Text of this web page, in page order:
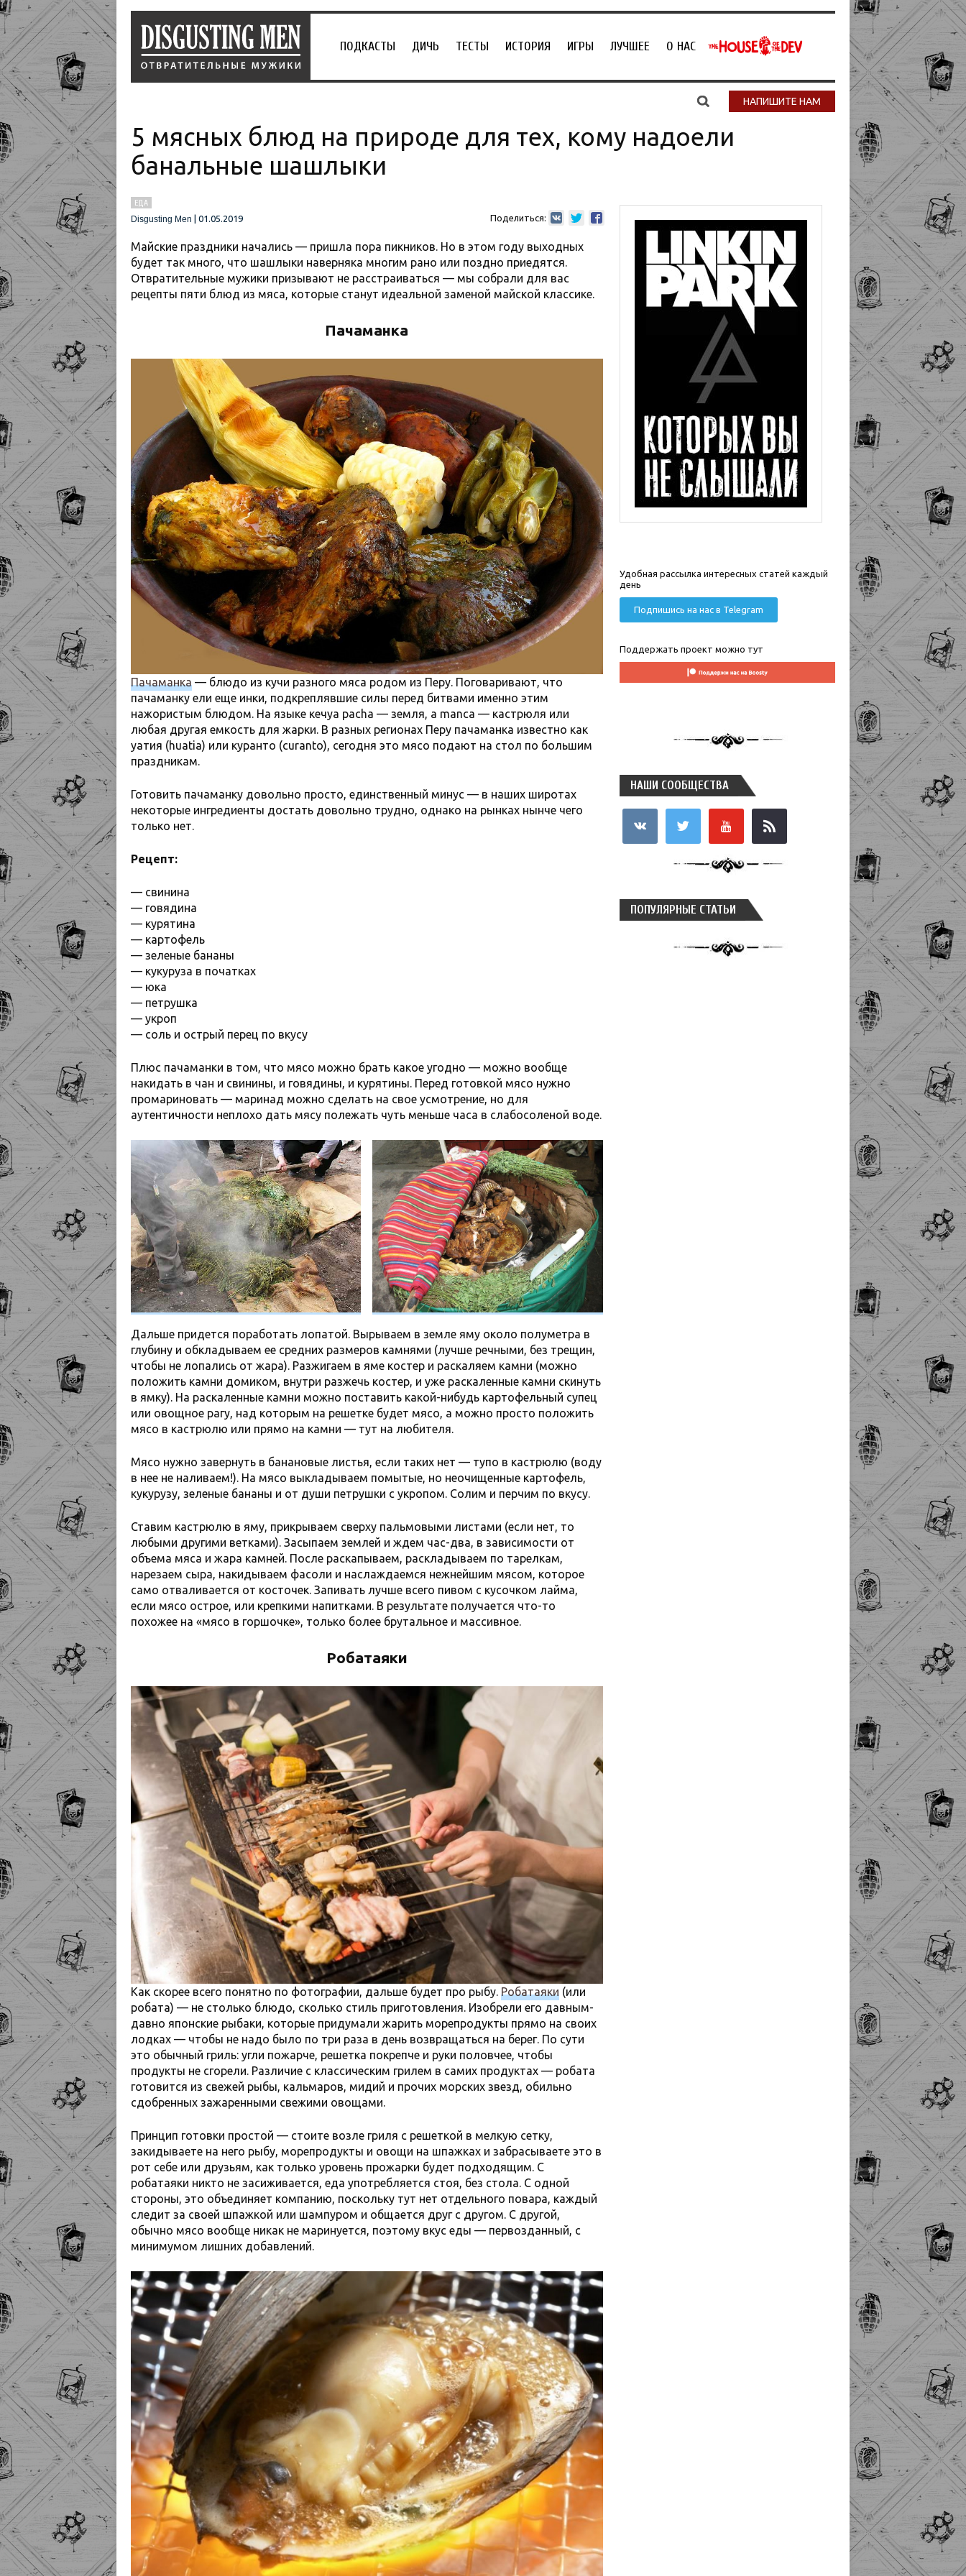
ПОДКАСТЫ ДИЧЬ ТЕСТЫ ИСТОРИЯ ИГРЫ ЛУЧШЕЕ О НАС
НАПИШИТЕ НАМ
5 мясных блюд на природе для тех, кому надоели
банальные шашлыки
ЕДА
Disgusting Men
01.05.2019 Поделиться:
Майские праздники начались — пришла пора пикников. Но в этом году выходных
будет так много, что шашлыки наверняка многим рано или поздно приедятся.
Отвратительные мужики призывают не расстраиваться — мы собрали для вас
рецепты пяти блюд из мяса, которые станут идеальной заменой майской классике.
Пачаманка
Пачаманка — блюдо из кучи разного мяса родом из Перу. Поговаривают, что
пачаманку ели еще инки, подкреплявшие силы перед битвами именно этим
нажористым блюдом. На языке кечуа pacha — земля, а manca — кастрюля или
любая другая емкость для жарки. В разных регионах Перу пачаманка известно как
уатия (huatia) или куранто (curanto), сегодня это мясо подают на стол по большим
праздникам.
Готовить пачаманку довольно просто, единственный минус — в наших широтах
некоторые ингредиенты достать довольно трудно, однако на рынках нынче чего
только нет.
Рецепт:
— свинина
— говядина
— курятина
— картофель
— зеленые бананы
— кукуруза в початках
— юка
— петрушка
— укроп
— соль и острый перец по вкусу
Плюс пачаманки в том, что мясо можно брать какое угодно — можно вообще
накидать в чан и свинины, и говядины, и курятины. Перед готовкой мясо нужно
промариновать — маринад можно сделать на свое усмотрение, но для
аутентичности неплохо дать мясу полежать чуть меньше часа в слабосоленой воде.
Дальше придется поработать лопатой. Вырываем в земле яму около полуметра в
глубину и обкладываем ее средних размеров камнями (лучше речными, без трещин,
чтобы не лопались от жара). Разжигаем в яме костер и раскаляем камни (можно
положить камни домиком, внутри разжечь костер, и уже раскаленные камни скинуть
в ямку). На раскаленные камни можно поставить какой-нибудь картофельный супец
или овощное рагу, над которым на решетке будет мясо, а можно просто положить
мясо в кастрюлю или прямо на камни — тут на любителя.
Мясо нужно завернуть в банановые листья, если таких нет — тупо в кастрюлю (воду
в нее не наливаем!). На мясо выкладываем помытые, но неочищенные картофель,
кукурузу, зеленые бананы и от души петрушки с укропом. Солим и перчим по вкусу.
Ставим кастрюлю в яму, прикрываем сверху пальмовыми листами (если нет, то
любыми другими ветками). Засыпаем землей и ждем час-два, в зависимости от
объема мяса и жара камней. После раскапываем, раскладываем по тарелкам,
нарезаем сыра, накидываем фасоли и наслаждаемся нежнейшим мясом, которое
само отваливается от косточек. Запивать лучше всего пивом с кусочком лайма,
если мясо острое, или крепкими напитками. В результате получается что-то
похожее на «мясо в горшочке», только более брутальное и массивное.
Робатаяки
Как скорее всего понятно по фотографии, дальше будет про рыбу. Робатаяки (или
робата) — не столько блюдо, сколько стиль приготовления. Изобрели его давным-
давно японские рыбаки, которые придумали жарить морепродукты прямо на своих
лодках — чтобы не надо было по три раза в день возвращаться на берег. По сути
это обычный гриль: угли пожарче, решетка покрепче и руки половчее, чтобы
продукты не сгорели. Различие с классическим грилем в самих продуктах — робата
готовится из свежей рыбы, кальмаров, мидий и прочих морских звезд, обильно
сдобренных зажаренными свежими овощами.
Принцип готовки простой — стоите возле гриля с решеткой в мелкую сетку,
закидываете на него рыбу, морепродукты и овощи на шпажках и забрасываете это в
рот себе или друзьям, как только уровень прожарки будет подходящим. С
робатаяки никто не засиживается, еда употребляется стоя, без стола. С одной
стороны, это объединяет компанию, поскольку тут нет отдельного повара, каждый
следит за своей шпажкой или шампуром и общается друг с другом. С другой,
обычно мясо вообще никак не маринуется, поэтому вкус еды — первозданный, с
минимумом лишних добавлений.
Удобная рассылка интересных статей каждый
день
Подпишись на нас в Telegram
Поддержать проект можно тут
НАШИ СООБЩЕСТВА
ПОПУЛЯРНЫЕ СТАТЬИ